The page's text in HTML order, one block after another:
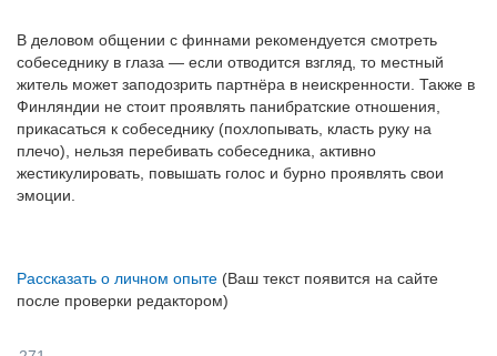
В деловом общении с финнами рекомендуется смотреть
собеседнику в глаза — если отводится взгляд, то местный
житель может заподозрить партнёра в неискренности. Также в
Финляндии не стоит проявлять панибратские отношения,
прикасаться к собеседнику (похлопывать, класть руку на
плечо), нельзя перебивать собеседника, активно
жестикулировать, повышать голос и бурно проявлять свои
эмоции.
Рассказать о личном опыте (Ваш текст появится на сайте
после проверки редактором)